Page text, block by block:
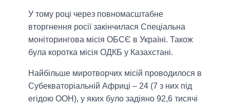
У тому році через повномасштабне
вторгнення росії закінчилася Спеціальна
моніторингова місія ОБСЄ в Україні. Також
була коротка місія ОДКБ у Казахстані.
Найбільше миротворчих місій проводилося в
Субекваторіальній Африці – 24 (7 з них під
егідою ООН), у яких було задіяно 92,6 тисячі